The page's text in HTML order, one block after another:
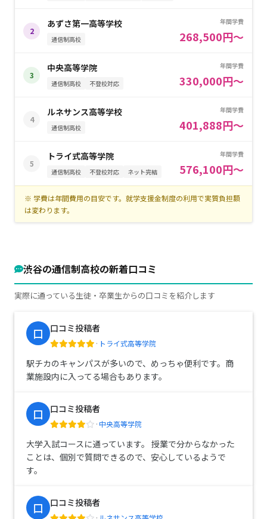
2
あずさ第一高等学校
通信制高校
年間学費
268,500円～
3
中央高等学院
通信制高校 不登校対応
年間学費
330,000円～
4
ルネサンス高等学校
通信制高校
年間学費
401,888円～
5
トライ式高等学院
通信制高校 不登校対応 ネット完結
年間学費
576,100円～
※ 学費は年間費用の目安です。就学支援金制度の利用で実質負担額
は変わります。
渋谷の通信制高校の新着口コミ
実際に通っている生徒・卒業生からの口コミを紹介します
口 口コミ投稿者
· トライ式高等学院
駅チカのキャンパスが多いので、めっちゃ便利です。商
業施設内に入ってる場合もあります。
口 口コミ投稿者
· 中央高等学院
大学入試コースに通っています。 授業で分からなかった
ことは、個別で質問できるので、安心しているようで
す。
口 口コミ投稿者